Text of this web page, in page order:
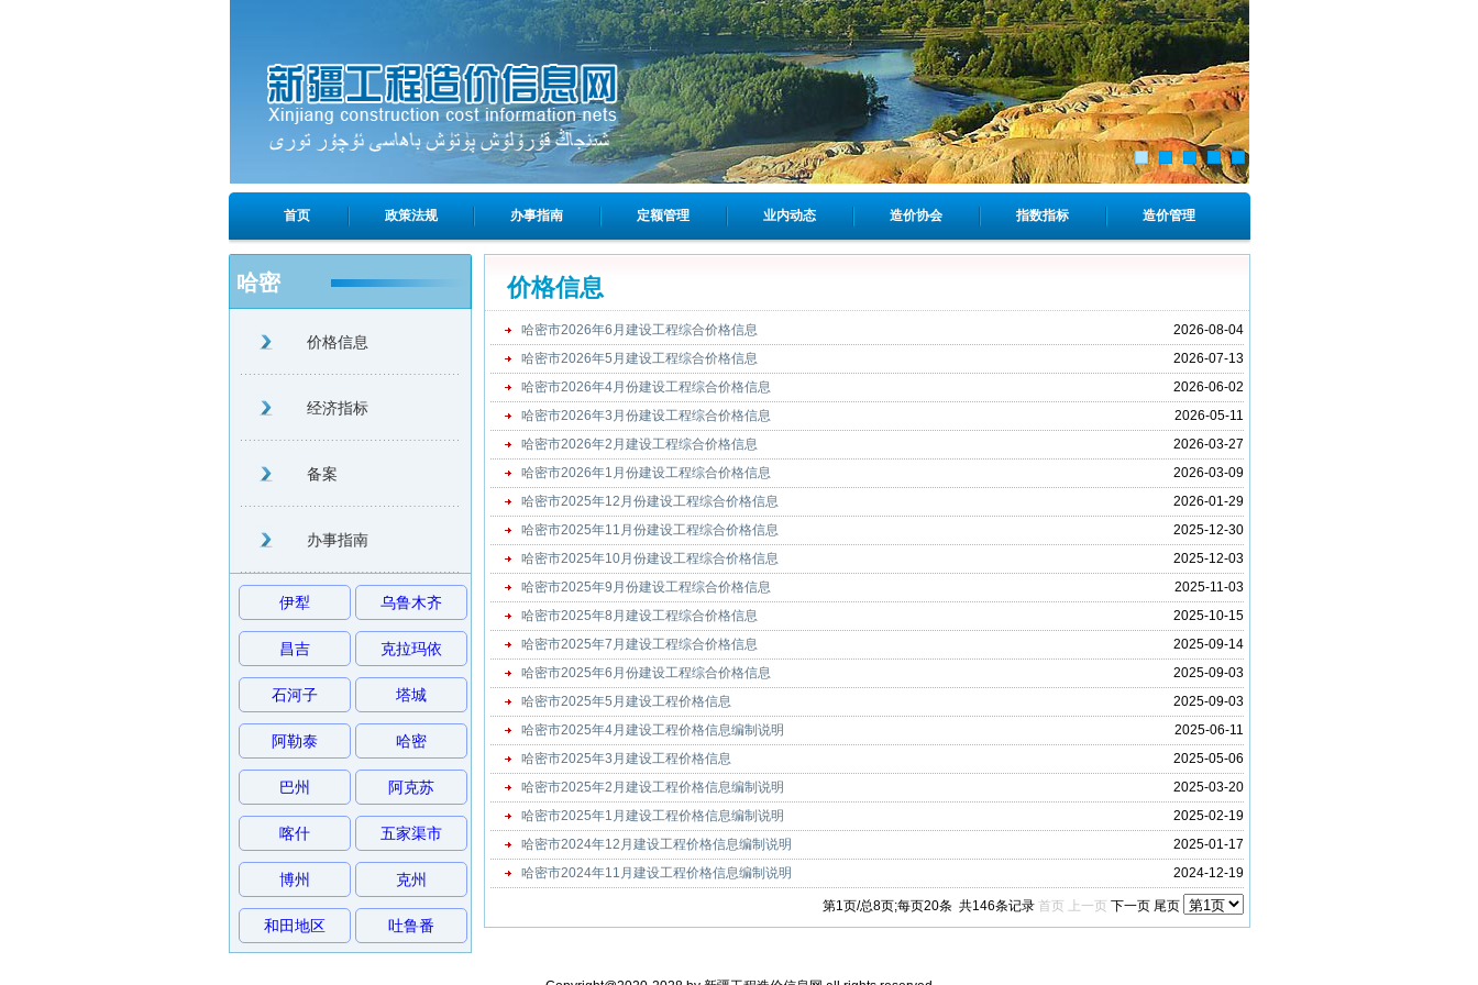
首页 政策法规 办事指南 定额管理 业内动态 造价协会 指数指标 造价管理
哈密
价格信息
经济指标
备案
办事指南
伊犁 乌鲁木齐
昌吉 克拉玛依
石河子 塔城
阿勒泰 哈密
巴州 阿克苏
喀什 五家渠市
博州 克州
和田地区 吐鲁番
价格信息
哈密市2026年6月建设工程综合价格信息
2026-08-04
哈密市2026年5月建设工程综合价格信息
2026-07-13
哈密市2026年4月份建设工程综合价格信息
2026-06-02
哈密市2026年3月份建设工程综合价格信息
2026-05-11
哈密市2026年2月建设工程综合价格信息
2026-03-27
哈密市2026年1月份建设工程综合价格信息
2026-03-09
哈密市2025年12月份建设工程综合价格信息
2026-01-29
哈密市2025年11月份建设工程综合价格信息
2025-12-30
哈密市2025年10月份建设工程综合价格信息
2025-12-03
哈密市2025年9月份建设工程综合价格信息
2025-11-03
哈密市2025年8月建设工程综合价格信息
2025-10-15
哈密市2025年7月建设工程综合价格信息
2025-09-14
哈密市2025年6月份建设工程综合价格信息
2025-09-03
哈密市2025年5月建设工程价格信息
2025-09-03
哈密市2025年4月建设工程价格信息编制说明
2025-06-11
哈密市2025年3月建设工程价格信息
2025-05-06
哈密市2025年2月建设工程价格信息编制说明
2025-03-20
哈密市2025年1月建设工程价格信息编制说明
2025-02-19
哈密市2024年12月建设工程价格信息编制说明
2025-01-17
哈密市2024年11月建设工程价格信息编制说明
2024-12-19
第1页/总8页;每页20条 共146条记录 首页 上一页 下一页 尾页